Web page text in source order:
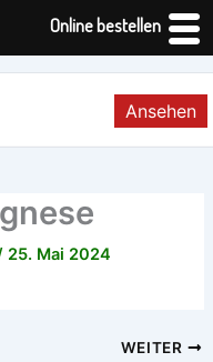
25. Mai 2024
WEITER
Online bestellen
Ansehen